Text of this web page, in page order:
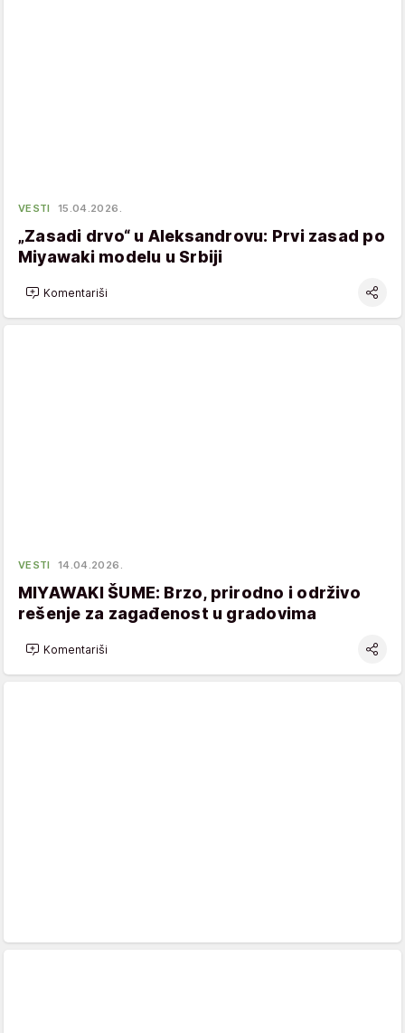
VESTI 15.04.2026.
„Zasadi drvo“ u Aleksandrovu: Prvi zasad po
Miyawaki modelu u Srbiji
Komentariši
VESTI 14.04.2026.
MIYAWAKI ŠUME: Brzo, prirodno i održivo
rešenje za zagađenost u gradovima
Komentariši